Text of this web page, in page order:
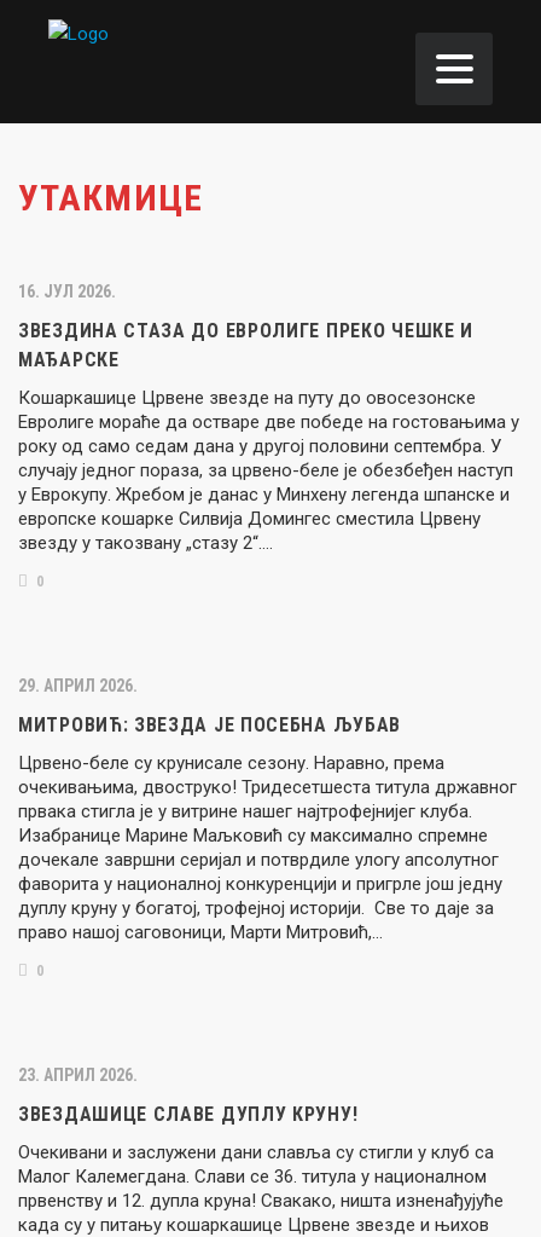
УТАКМИЦЕ
16. ЈУЛ 2026.
ЗВЕЗДИНА СТАЗА ДО ЕВРОЛИГЕ ПРЕКО ЧЕШКЕ И
МАЂАРСКЕ
Кошаркашице Црвене звезде на путу до овосезонске
Евролиге мораће да остваре две победе на гостовањима у
року од само седам дана у другој половини септембра. У
случају једног пораза, за црвено-беле је обезбеђен наступ
у Еврокупу. Жребом је данас у Минхену легенда шпанске и
европске кошарке Силвија Домингес сместила Црвену
звезду у такозвану „стазу 2“….
0
29. АПРИЛ 2026.
МИТРОВИЋ: ЗВЕЗДА ЈЕ ПОСЕБНА ЉУБАВ
Црвено-беле су крунисале сезону. Наравно, према
очекивањима, двоструко! Тридесетшеста титула државног
првака стигла је у витрине нашег најтрофејнијег клуба.
Изабранице Марине Маљковић су максимално спремне
дочекале завршни серијал и потврдиле улогу апсолутног
фаворита у националној конкуренцији и пригрле још једну
дуплу круну у богатој, трофејној историји. Све то даје за
право нашој саговоници, Марти Митровић,…
0
23. АПРИЛ 2026.
ЗВЕЗДАШИЦЕ СЛАВЕ ДУПЛУ КРУНУ!
Очекивани и заслужени дани славља су стигли у клуб са
Малог Калемегдана. Слави се 36. титула у националном
првенству и 12. дупла круна! Свакако, ништа изненађујуће
када су у питању кошаркашице Црвене звезде и њихов